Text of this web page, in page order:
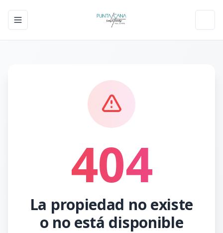
Toggle navigation menu
404
La propiedad no existe
o no está disponible